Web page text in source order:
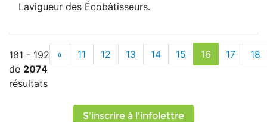
Lavigueur des Écobâtisseurs.
181 - 192
de 2074
résultats
« 11 12 13 14 15 16 17 18
S'inscrire à l'infolettre